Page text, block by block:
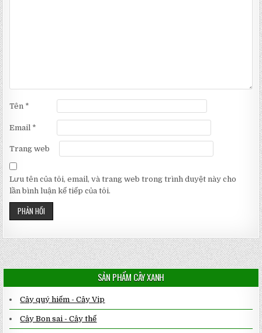
Tên *
Email *
Trang web
Lưu tên của tôi, email, và trang web trong trình duyệt này cho
lần bình luận kế tiếp của tôi.
SẢN PHẨM CÂY XANH
Cây quý hiếm - Cây Vip
Cây Bon sai - Cây thế